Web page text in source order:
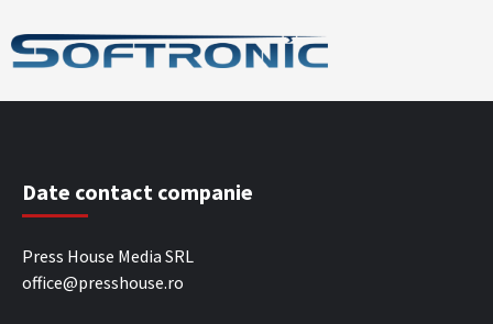
Date contact companie
Press House Media SRL
office@presshouse.ro